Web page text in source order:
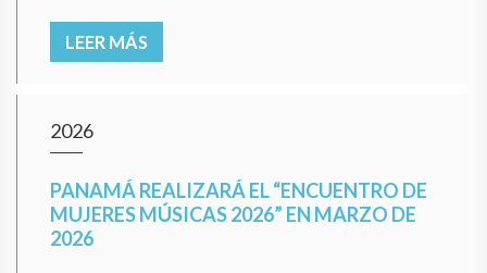
LEER MÁS
2026
PANAMÁ REALIZARÁ EL “ENCUENTRO DE
MUJERES MÚSICAS 2026” EN MARZO DE
2026